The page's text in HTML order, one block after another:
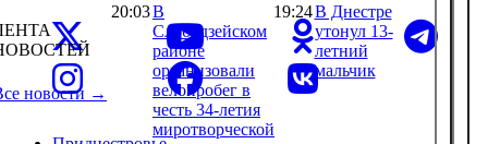
новости →
20:03В
Слободзейском
районе
организовали
велопробег в
честь 34-летия
миротворческой
19:24В Днестре
утонул 13-
летний
мальчик